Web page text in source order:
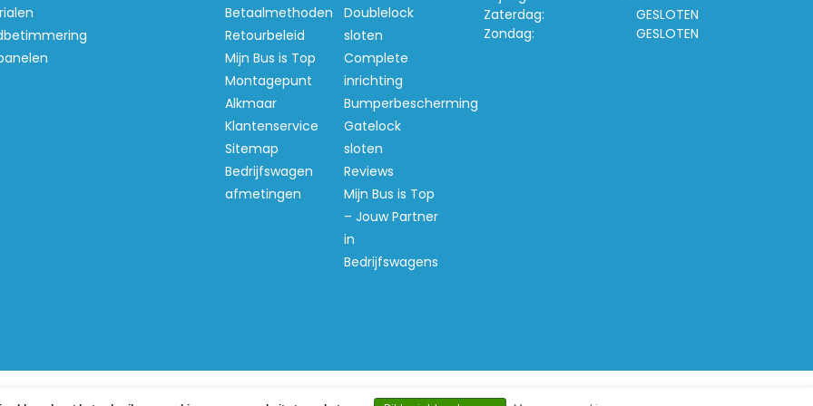
Betaalmethoden
Retourbeleid
Mijn Bus is Top
Montagepunt
Alkmaar
Klantenservice
Sitemap
Bedrijfswagen
afmetingen
Doublelock
sloten
Complete
inrichting
Bumperbescherming
Gatelock
sloten
Reviews
Mijn Bus is Top
– Jouw Partner
in
Bedrijfswagens
Zaterdag:
GESLOTEN
Zondag:
GESLOTEN
2026 Mijn Bus is Top -Webshop laten maken door Red Banana